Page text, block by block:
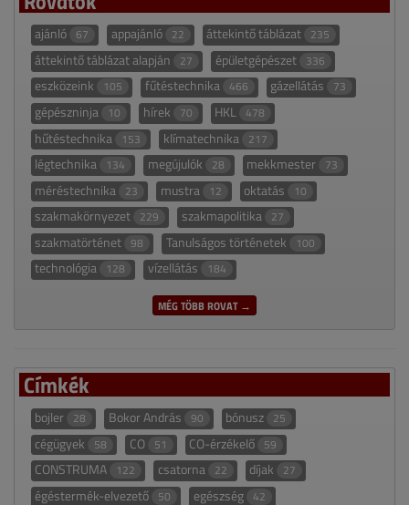
ajánló 67 appajánló 22 áttekintő táblázat 235
áttekintő táblázat alapján 27 épületgépészet 336
eszközeink 105 fűtéstechnika 466 gázellátás 73
gépészninja 10 hírek 70 HKL 478
hűtéstechnika 153 klímatechnika 217
légtechnika 134 megújulók 28 mekkmester 73
méréstechnika 23 mustra 12 oktatás 10
szakmakörnyezet 229 szakmapolitika 27
szakmatörténet 98 Tanulságos történetek 100
technológia 128 vízellátás 184
MÉG TÖBB ROVAT →
Címkék
bojler 28 Bokor András 90 bónusz 25
cégügyek 58 CO 51 CO-érzékelő 59
CONSTRUMA 122 csatorna 22 díjak 27
égéstermék-elvezető 50 egészség 42